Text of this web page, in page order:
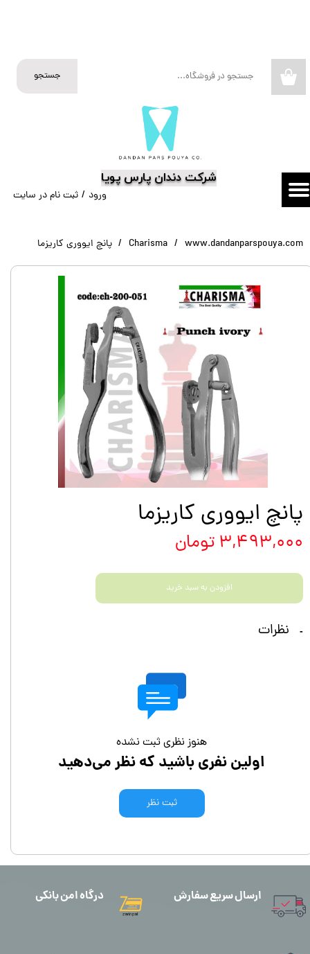
​شرکت دندان پارس پویا
جستجو
ورود / ثبت نام در سایت
تغییر گذر واژه
سفارشات
www.dandanparspouya.com
Charisma پانچ ایووری کاریزما
پانچ ایووری کاریزما
۳,۴۹۳,۰۰۰ تومان
افزودن به سبد خرید
نظرات
هنوز نظری ثبت نشده
اولین نفری باشید که نظر می‌دهید
ثبت نظر
ارسال سریع سفارش درگاه امن بانکی